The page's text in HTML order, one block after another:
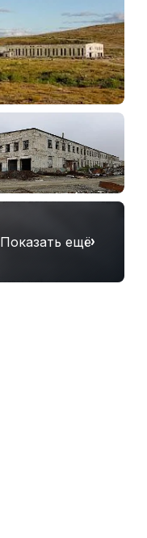
Показать ещё